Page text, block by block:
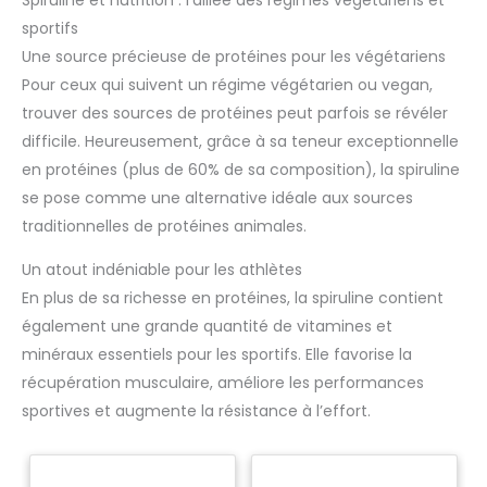
CERTIFIÉE BIOLOGIQUE : sachet
Kraft refermable et recyclable
de 250g poudre de Spiruline
Biologique de Qualité
Supérieure Amoseeds. Produit
100% pur, vegan, sans additif,
sans pesticides, sans colorant
artificiel, sans gluten et sans
lactose. Chaque lot est testé
par des tiers afin de s’assurer
Produit conditionné en France.
spiruline doit être séchée à basse température afin de
préserver tous ses nutriments et de maintenir des niveaux
élevés de phycocyanine. DISPONIBILITÉ: L’entière satisfaction
du client est notre priorité. Nous sommes disponibles pour
toute question ou observation. EMBALLAGE : L'emballage et
les étiquettes des produits peuvent varier dans le temps,
tandis que le contenu reste le même
sportifs
Une source précieuse de protéines pour les végétariens
Pour ceux qui suivent un régime végétarien ou vegan,
trouver des sources de protéines peut parfois se révéler
difficile. Heureusement, grâce à sa teneur exceptionnelle
en protéines (plus de 60% de sa composition), la spiruline
se pose comme une alternative idéale aux sources
traditionnelles de protéines animales.
Un atout indéniable pour les athlètes
En plus de sa richesse en protéines, la spiruline contient
également une grande quantité de vitamines et
minéraux essentiels pour les sportifs. Elle favorise la
récupération musculaire, améliore les performances
sportives et augmente la résistance à l’effort.